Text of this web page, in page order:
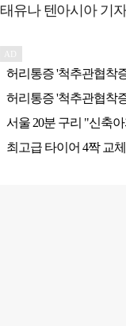
태유나 텐아시아 기